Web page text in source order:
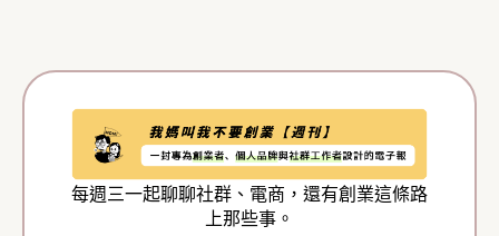
每週三一起聊聊社群、電商，還有創業這條路
上那些事。